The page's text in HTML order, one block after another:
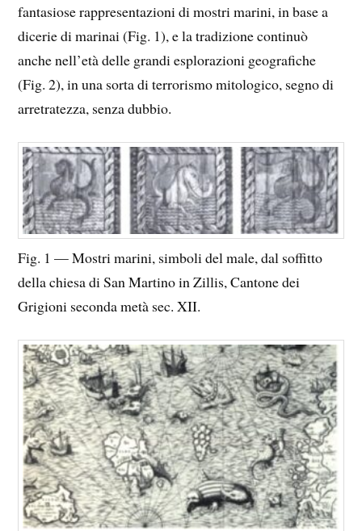
fantasiose rappresentazioni di mostri marini, in base a
dicerie di marinai (Fig. 1), e la tradizione continuò
anche nell’età delle grandi esplorazioni geografiche
(Fig. 2), in una sorta di terrorismo mitologico, segno di
arretratezza, senza dubbio.
Fig. 1 — Mostri marini, simboli del male, dal soffitto
della chiesa di San Martino in Zillis, Cantone dei
Grigioni seconda metà sec. XII.